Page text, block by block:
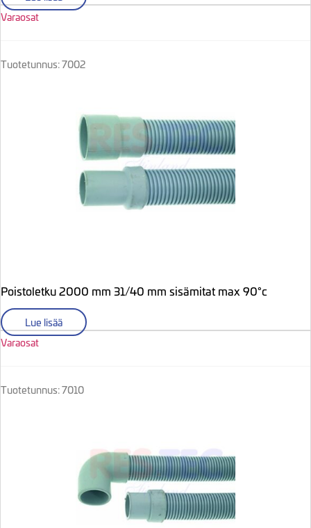
Varaosat
Tuotetunnus: 7002
Poistoletku 2000 mm 31/40 mm sisämitat max 90°c
Lue lisää
Varaosat
Tuotetunnus: 7010